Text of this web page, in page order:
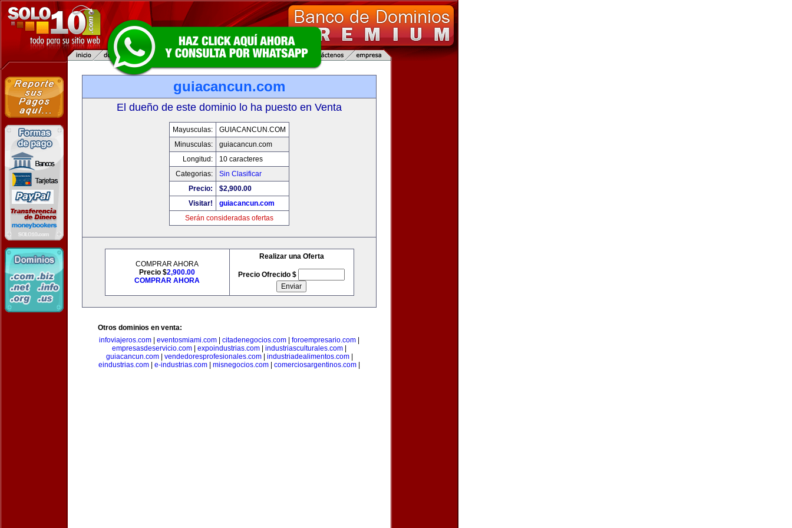
guiacancun.com
El dueño de este dominio lo ha puesto en Venta
Mayusculas:
GUIACANCUN.COM
Minusculas:
guiacancun.com
Longitud:
10 caracteres
Categorias:
Sin Clasificar
Precio:
$2,900.00
Visitar!
guiacancun.com
Serán consideradas ofertas
COMPRAR AHORA
Precio $2,900.00
COMPRAR AHORA
Realizar una Oferta
Precio Ofrecido $
Otros dominios en venta:
infoviajeros.com
eventosmiami.com citadenegocios.com foroempresario.com
empresasdeservicio.com
expoindustrias.com industriasculturales.com
guiacancun.com| vendedoresprofesionales.com| industriadealimentos.com|
eindustrias.com
e-industrias.com misnegocios.com comerciosargentinos.com